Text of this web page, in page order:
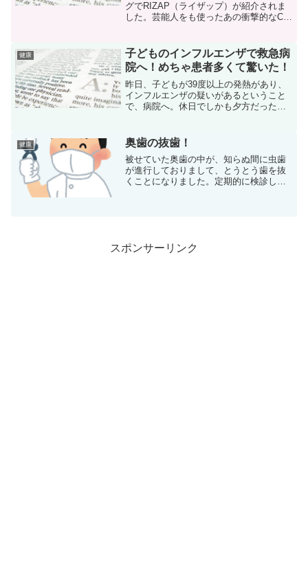
グでRIZAP（ライザップ）が紹介されま
した。芸能人をも使ったあの衝撃的なCM
健康
子どものインフルエンザで救急病
院へ！めちゃ患者多くて驚いた！
昨日、子どもが39度以上の発熱があり、
インフルエンザの疑いがあるということ
で、病院へ。休日でしかも夕方だったの
は初めてだったのですが、診察に来てい
る患者さんが多くて驚き...
健康 奥歯の抜歯！
被せていた奥歯の中が、知らぬ間に虫歯
が進行しておりまして、とうとう歯を抜
くことになりました。定期的に検診して
スポンサーリンク